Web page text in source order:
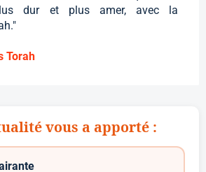
dur et plus amer, avec la
Torah
vous a apporté :